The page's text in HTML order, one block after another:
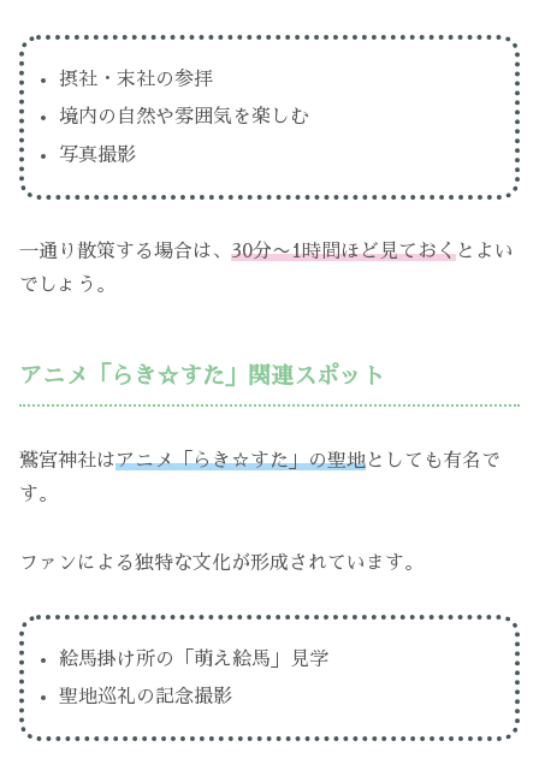
摂社・末社の参拝
境内の自然や雰囲気を楽しむ
写真撮影
一通り散策する場合は、 30分〜1時間ほど見ておくとよい
でしょう。
アニメ「らき☆すた」関連スポット
鷲宮神社はアニメ「らき☆すた」の聖地としても有名で
す。
ファンによる独特な文化が形成されています。
絵馬掛け所の「萌え絵馬」見学
聖地巡礼の記念撮影